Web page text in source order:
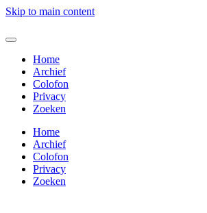
Skip to main content
Home
Archief
Colofon
Privacy
Zoeken
Home
Archief
Colofon
Privacy
Zoeken